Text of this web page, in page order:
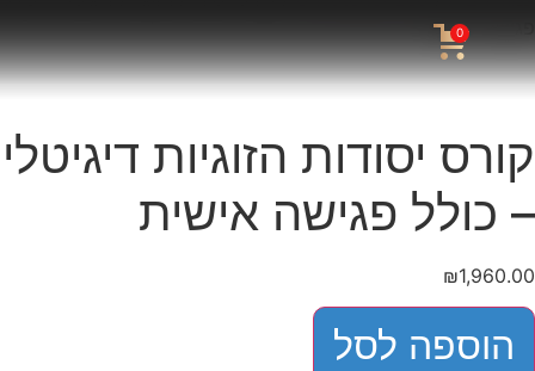
0
פגישה אישית
קורס יסודות הזוגיות דיגיטלי
– כולל פגישה אישית
₪1,960.00
הוספה לסל